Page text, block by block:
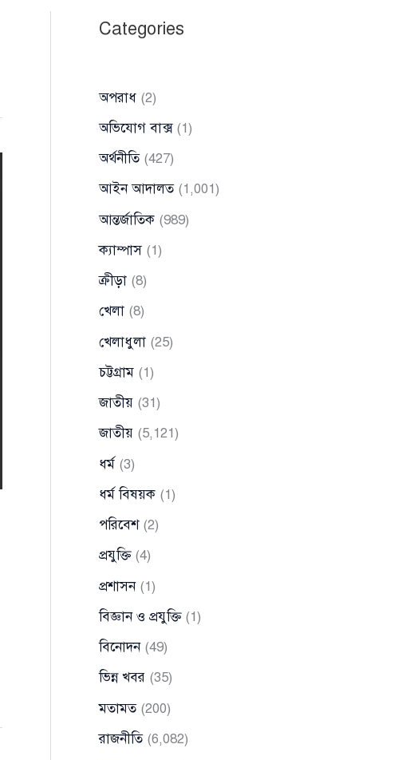
Categories
অপরাধ (2)
অভিযোগ বাক্স(1)
অর্থনীতি(427)
আইন আদালত(1,001)
আন্তর্জাতিক (989)
ক্যাম্পাস (1)
ক্রীড়া (8)
খেলা (8)
খেলাধুলা (25)
চট্টগ্রাম (1)
জাতীয় (31)
জাতীয় (5,121)
ধর্ম (3)
ধর্ম বিষয়ক (1)
পরিবেশ(2)
প্রযুক্তি(4)
প্রশাসন(1)
বিজ্ঞান ও প্রযুক্তি(1)
বিনোদন(49)
ভিন্ন খবর (35)
মতামত(200)
রাজনীতি(6,082)